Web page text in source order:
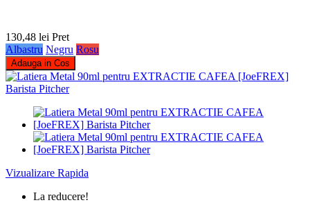
130,48 lei Pret
Albastru Negru Rosu
Adauga in Cos
Vizualizare Rapida
La reducere!